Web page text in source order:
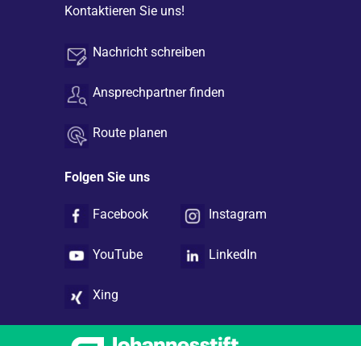
Kontaktieren Sie uns!
Nachricht schreiben
Ansprechpartner finden
Route planen
Folgen Sie uns
Facebook Instagram
YouTube LinkedIn
Xing